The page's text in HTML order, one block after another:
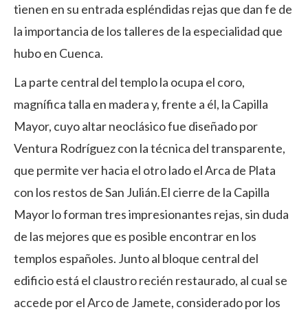
tienen en su entrada espléndidas rejas que dan fe de
la importancia de los talleres de la especialidad que
hubo en Cuenca.
La parte central del templo la ocupa el coro,
magnífica talla en madera y, frente a él, la Capilla
Mayor, cuyo altar neoclásico fue diseñado por
Ventura Rodríguez con la técnica del transparente,
que permite ver hacia el otro lado el Arca de Plata
con los restos de San Julián.El cierre de la Capilla
Mayor lo forman tres impresionantes rejas, sin duda
de las mejores que es posible encontrar en los
templos españoles. Junto al bloque central del
edificio está el claustro recién restaurado, al cual se
accede por el Arco de Jamete, considerado por los